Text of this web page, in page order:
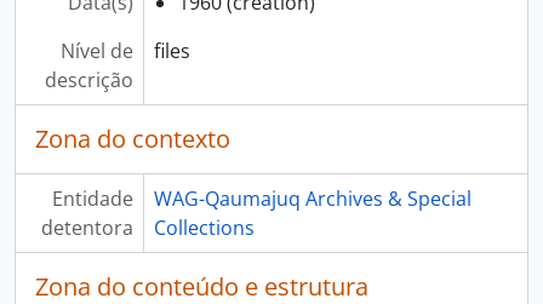
Nível de
descrição
files
Zona do contexto
Entidade
detentora
WAG-Qaumajuq Archives & Special
Collections
Zona do conteúdo e estrutura